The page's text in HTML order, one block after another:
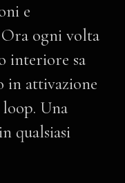
e
Ora ogni volta
interiore sa
in attivazione
Una
qualsiasi